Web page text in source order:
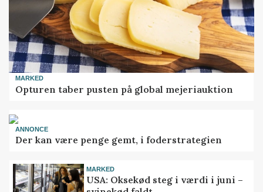
MARKED
Opturen taber pusten på global mejeriauktion
ANNONCE
Der kan være penge gemt, i foderstrategien
MARKED
USA: Oksekød steg i værdi i juni –